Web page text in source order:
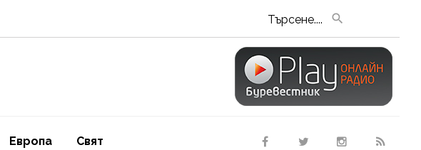
Търсене....
Европа Свят